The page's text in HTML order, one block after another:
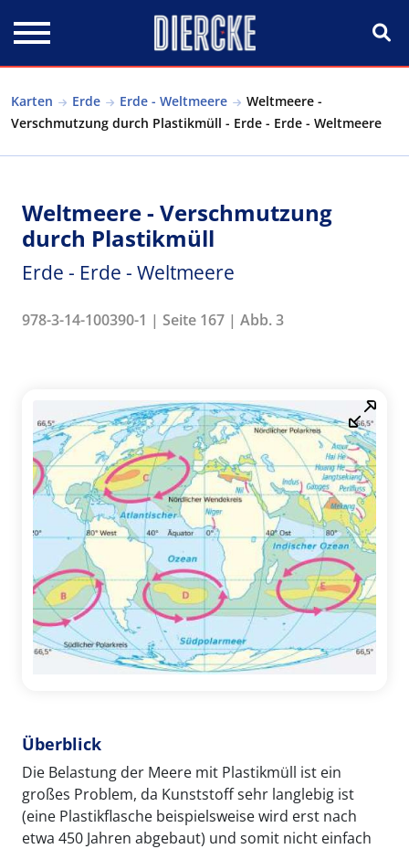
Karten Erde Erde - Weltmeere
Weltmeere -
Verschmutzung durch Plastikmüll - Erde - Erde - Weltmeere
Weltmeere - Verschmutzung
durch Plastikmüll
Erde - Erde - Weltmeere
978-3-14-100390-1 | Seite 167 | Abb. 3
Überblick
Die Belastung der Meere mit Plastikmüll ist ein
großes Problem, da Kunststoff sehr langlebig ist
(eine Plastikflasche beispielsweise wird erst nach
etwa 450 Jahren abgebaut) und somit nicht einfach